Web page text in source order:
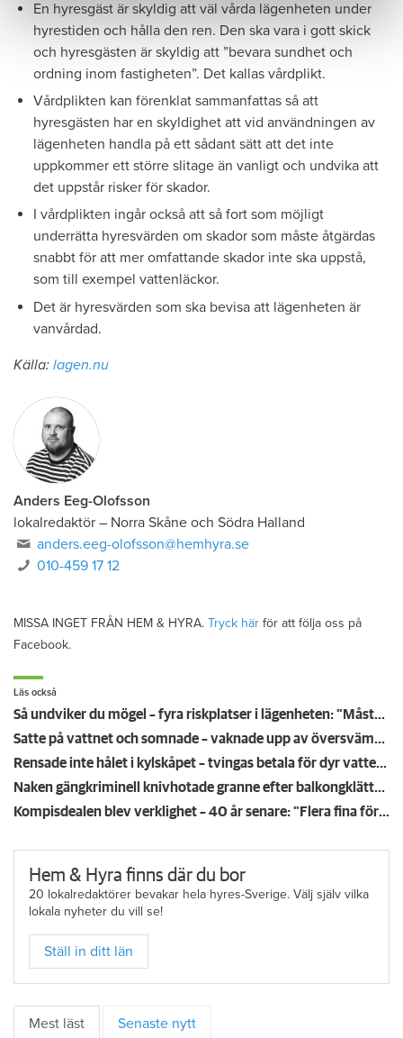
En hyresgäst är skyldig att väl vårda lägenheten under
hyrestiden och hålla den ren. Den ska vara i gott skick
och hyresgästen är skyldig att ”bevara sundhet och
ordning inom fastigheten”. Det kallas vårdplikt.
Vårdplikten kan förenklat sammanfattas så att
hyresgästen har en skyldighet att vid användningen av
lägenheten handla på ett sådant sätt att det inte
uppkommer ett större slitage än vanligt och undvika att
det uppstår risker för skador.
I vårdplikten ingår också att så fort som möjligt
underrätta hyresvärden om skador som måste åtgärdas
snabbt för att mer omfattande skador inte ska uppstå,
som till exempel vattenläckor.
Det är hyresvärden som ska bevisa att lägenheten är
vanvårdad.
Källa: lagen.nu
Anders Eeg-Olofsson
lokalredaktör – Norra Skåne och Södra Halland
anders.eeg-olofsson@hemhyra.se
010-459 17 12
MISSA INGET FRÅN HEM & HYRA. Tryck här för att följa oss på
Facebook.
Läs också
Så undviker du mögel – fyra riskplatser i lägenheten: ”Måste städa bort”
Satte på vattnet och somnade – vaknade upp av översvämning hos grannen
Rensade inte hålet i kylskåpet – tvingas betala för dyr vattenskada
Naken gängkriminell knivhotade granne efter balkongklättring
Kompisdealen blev verklighet – 40 år senare: "Flera fina fördelar med att dela bostad"
Hem & Hyra finns där du bor
20 lokalredaktörer bevakar hela hyres-Sverige. Välj själv vilka
lokala nyheter du vill se!
Ställ in ditt län
Mest läst Senaste nytt